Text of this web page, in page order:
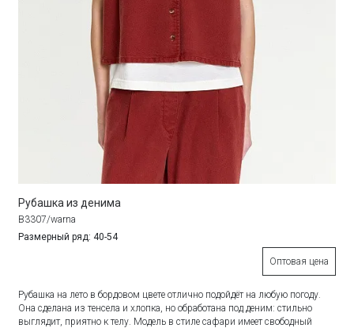
Рубашка из денима
B3307/warna
Размерный ряд: 40-54
Оптовая цена
Рубашка на лето в бордовом цвете отлично подойдёт на любую погоду.
Она сделана из тенсела и хлопка, но обработана под деним: стильно
выглядит, приятно к телу. Модель в стиле сафари имеет свободный